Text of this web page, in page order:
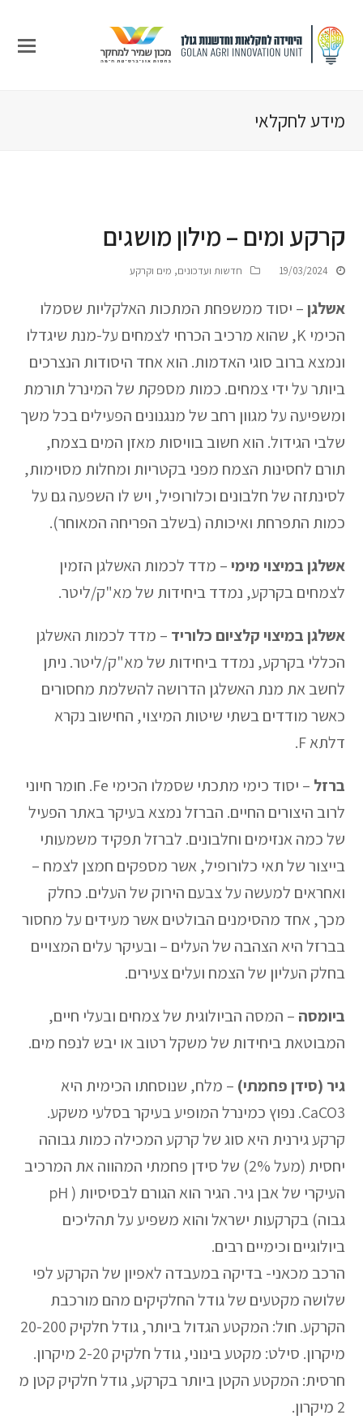
מידע לחקלאי
קרקע ומים – מילון מושגים
19/03/2024 חדשות ועדכונים, מים וקרקע
אשלגן– יסוד ממשפחת המתכות האלקליות שסמלו
הכימי K, שהוא מרכיב הכרחי לצמחים על-מנת שיגדלו
ונמצא ברוב סוגי האדמות. הוא אחד היסודות הנצרכים
ביותר על ידי צמחים. כמות מספקת של המינרל תורמת
ומשפיעה על מגוון רחב של מנגנונים הפעילים בכל משך
שלבי הגידול. הוא חשוב בוויסות מאזן המים בצמח,
תורם לחסינות הצמח מפני בקטריות ומחלות מסוימות,
לסינתזה של חלבונים וכלורופיל, ויש לו השפעה גם על
כמות התפרחת ואיכותה (בשלב הפריחה המאוחר).
אשלגן במיצוי מימי– מדד לכמות האשלגן הזמין
לצמחים בקרקע, נמדד ביחידות של מא"ק/ליטר.
אשלגן במיצוי קלציום כלוריד – מדד לכמות האשלגן
הכללי בקרקע, נמדד ביחידות של מא"ק/ליטר. ניתן
לחשב את מנת האשלגן הדרושה להשלמת מחסורים
כאשר מודדים בשתי שיטות המיצוי, החישוב נקרא
דלתא F.
ברזל
– יסוד כימי מתכתי שסמלו הכימי Fe. חומר חיוני
לרוב היצורים החיים. הברזל נמצא בעיקר באתר הפעיל
של כמה אנזימים וחלבונים. לברזל תפקיד משמעותי
בייצור של תאי כלורופיל, אשר מספקים חמצן לצמח –
ואחראים למעשה על צבעם הירוק של העלים. כחלק
מכך, אחד מהסימנים הבולטים אשר מעידים על מחסור
בברזל היא הצהבה של העלים – ובעיקר עלים המצויים
בחלק העליון של הצמח ועלים צעירים.
ביומסה – המסה הביולוגית של צמחים ובעלי חיים,
המבוטאת ביחידות של משקל רטוב או יבש לנפח מים.
גיר (סידן פחמתי) – מלח, שנוסחתו הכימית היא
CaCO3. נפוץ כמינרל המופיע בעיקר בסלעי משקע.
קרקע גירנית היא סוג של קרקע המכילה כמות גבוהה
יחסית (מעל 2%) של סידן פחמתי המהווה את המרכיב
העיקרי של אבן גיר. הגיר הוא הגורם לבסיסיות ( pH
גבוה) בקרקעות ישראל והוא משפיע על תהליכים
ביולוגיים וכימיים רבים.
הרכב מכאני- בדיקה במעבדה לאפיון של הקרקע לפי
שלושה מקטעים של גודל החלקיקים מהם מורכבת
הקרקע. חול: המקטע הגדול ביותר, גודל חלקיק 20-200
מיקרון. סילט: מקטע בינוני, גודל חלקיק 2-20 מיקרון.
חרסית: המקטע הקטן ביותר בקרקע, גודל חלקיק קטן מ
2 מיקרון.